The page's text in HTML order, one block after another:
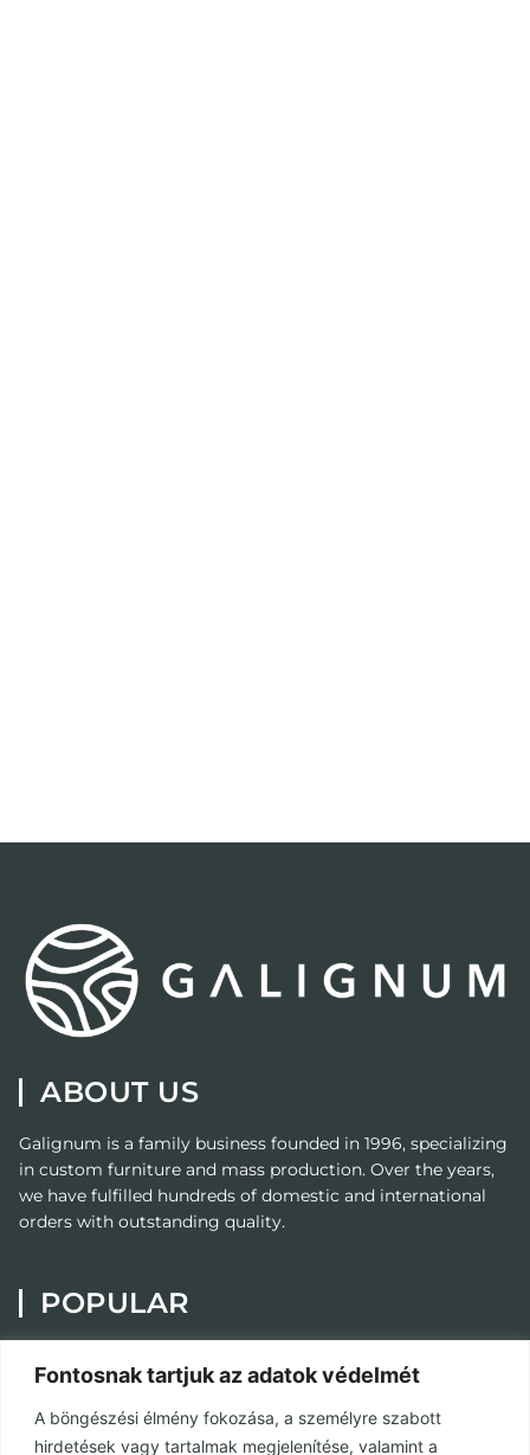
Fontosnak tartjuk az adatok védelmét
A böngészési élmény fokozása, a személyre szabott
hirdetések vagy tartalmak megjelenítése, valamint a
ABOUT US
Galignum is a family business founded in 1996, specializing
in custom furniture and mass production. Over the years,
we have fulfilled hundreds of domestic and international
orders with outstanding quality.
POPULAR
Custom Furniture
Contact